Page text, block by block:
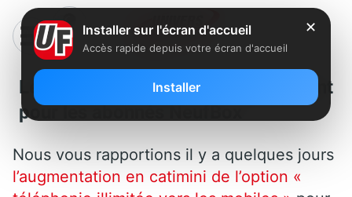
Les hausses de tarifs continuent
pour les abonnés NeufBox
Nous vous rapportions il y a quelques jours
l’augmentation en catimini de l’option «
✕
Installer sur l'écran d'accueil
Accès rapide depuis votre écran d'accueil
Installer